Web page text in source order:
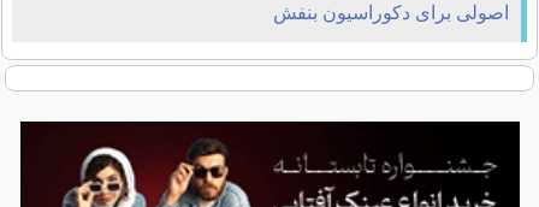
اصولی برای دکوراسیون بنفش